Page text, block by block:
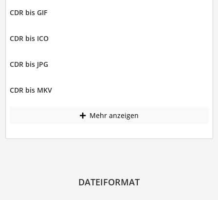
CDR bis GIF
CDR bis ICO
CDR bis JPG
CDR bis MKV
Mehr anzeigen
DATEIFORMAT